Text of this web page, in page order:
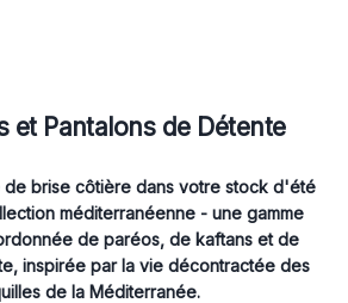
et Pantalons de Détente
de brise côtière dans votre stock d'été
méditerranéenne - une gamme
de paréos, de kaftans et de
inspirée par la vie décontractée des
de la Méditerranée.